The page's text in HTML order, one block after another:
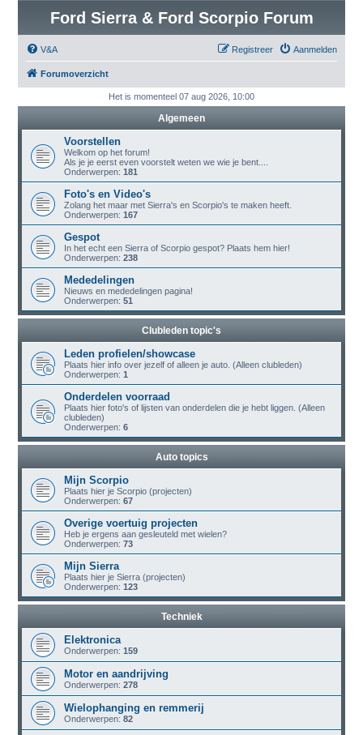
Ford Sierra & Ford Scorpio Forum
V&A Aanmelden
Registreer
Forumoverzicht
Het is momenteel 07 aug 2026, 10:00
Algemeen
Voorstellen
Welkom op het forum!
Als je je eerst even voorstelt weten we wie je bent....
Onderwerpen: 181
Foto's en Video's
Zolang het maar met Sierra's en Scorpio's te maken heeft.
Onderwerpen: 167
Gespot
In het echt een Sierra of Scorpio gespot? Plaats hem hier!
Onderwerpen: 238
Mededelingen
Nieuws en mededelingen pagina!
Onderwerpen: 51
Clubleden topic's
Leden profielen/showcase
Plaats hier info over jezelf of alleen je auto. (Alleen clubleden)
Onderwerpen: 1
Onderdelen voorraad
Plaats hier foto's of lijsten van onderdelen die je hebt liggen. (Alleen
clubleden)
Onderwerpen: 6
Auto topics
Mijn Scorpio
Plaats hier je Scorpio (projecten)
Onderwerpen: 67
Overige voertuig projecten
Heb je ergens aan gesleuteld met wielen?
Onderwerpen: 73
Mijn Sierra
Plaats hier je Sierra (projecten)
Onderwerpen: 123
Techniek
Elektronica
Onderwerpen: 159
Motor en aandrijving
Onderwerpen: 278
Wielophanging en remmerij
Onderwerpen: 82